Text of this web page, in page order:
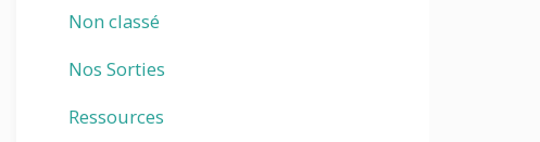
Non classé
Nos Sorties
Ressources